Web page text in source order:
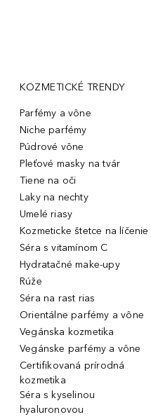
KOZMETICKÉ TRENDY
Parfémy a vône
Niche parfémy
Púdrové vône
Pleťové masky na tvár
Tiene na oči
Laky na nechty
Umelé riasy
Kozmeticke štetce na líčenie
Séra s vitamínom C
Hydratačné make-upy
Rúže
Séra na rast rias
Orientálne parfémy a vône
Vegánska kozmetika
Vegánske parfémy a vône
Certifikovaná prírodná
kozmetika
Séra s kyselinou
hyaluronovou